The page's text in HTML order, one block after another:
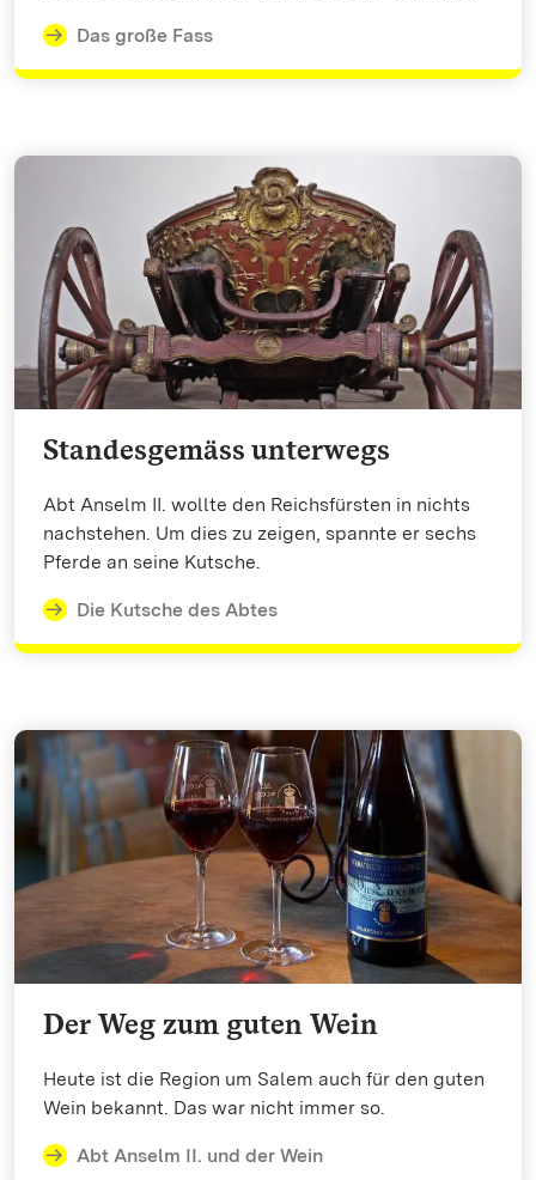
Das große Fass
Standesgemäss unterwegs
Abt Anselm II. wollte den Reichsfürsten in nichts
nachstehen. Um dies zu zeigen, spannte er sechs
Pferde an seine Kutsche.
Die Kutsche des Abtes
Der Weg zum guten Wein
Heute ist die Region um Salem auch für den guten
Wein bekannt. Das war nicht immer so.
Abt Anselm II. und der Wein